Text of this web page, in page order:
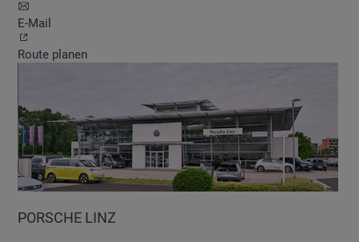
E-Mail
Route planen
PORSCHE LINZ